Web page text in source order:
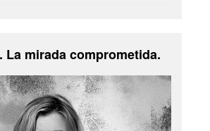
La mirada comprometida.